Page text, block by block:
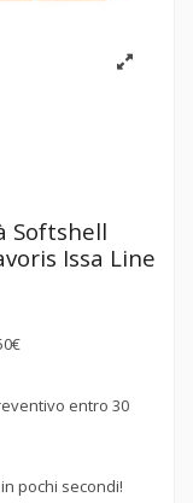
Softshell
Issa Line
entro 30
pochi secondi!